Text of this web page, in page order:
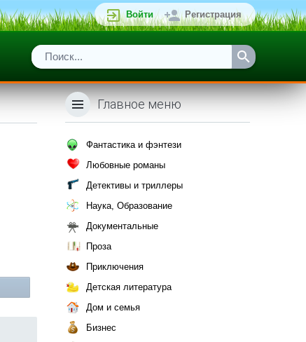
Войти Регистрация
Главное меню
Фантастика и фэнтези
Любовные романы
Детективы и триллеры
Наука, Образование
Документальные
Проза
Приключения
Детская литература
Дом и семья
Бизнес